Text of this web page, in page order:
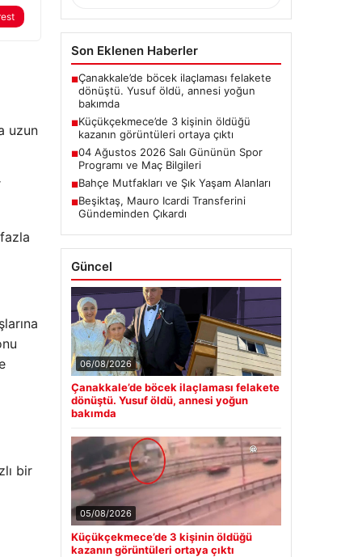
uzun
bir
Son Eklenen Haberler
■Çanakkale’de böcek ilaçlaması felakete
dönüştü. Yusuf öldü, annesi yoğun
bakımda
■Küçükçekmece’de 3 kişinin öldüğü
kazanın görüntüleri ortaya çıktı
■04 Ağustos 2026 Salı Gününün Spor
Programı ve Maç Bilgileri
■Bahçe Mutfakları ve Şık Yaşam Alanları
■Beşiktaş, Mauro Icardi Transferini
Gündeminden Çıkardı
Güncel
06/08/2026
Çanakkale’de böcek ilaçlaması felakete
dönüştü. Yusuf öldü, annesi yoğun
bakımda
05/08/2026
Küçükçekmece’de 3 kişinin öldüğü
kazanın görüntüleri ortaya çıktı